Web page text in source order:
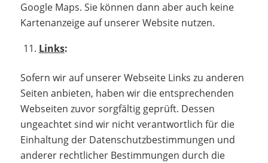
Google Maps. Sie können dann aber auch keine
Kartenanzeige auf unserer Website nutzen.
Links:
Sofern wir auf unserer Webseite Links zu anderen
Seiten anbieten, haben wir die entsprechenden
Webseiten zuvor sorgfältig geprüft. Dessen
ungeachtet sind wir nicht verantwortlich für die
Einhaltung der Datenschutzbestimmungen und
anderer rechtlicher Bestimmungen durch die